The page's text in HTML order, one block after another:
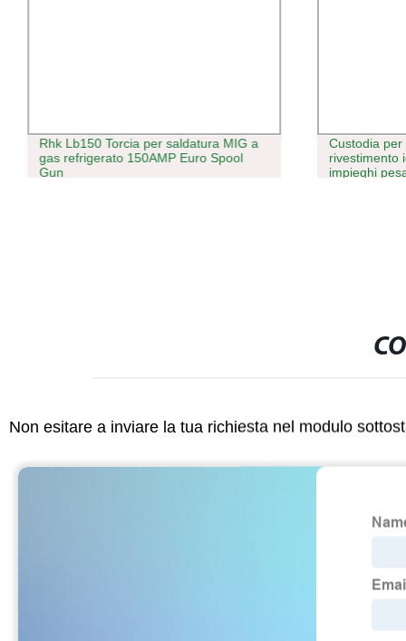
Rhk Lb150 Torcia per saldatura MIG a
gas refrigerato 150AMP Euro Spool
Gun
Custodia
rivestimento
impieghi
Non esitare a inviare la tua richiesta nel modulo